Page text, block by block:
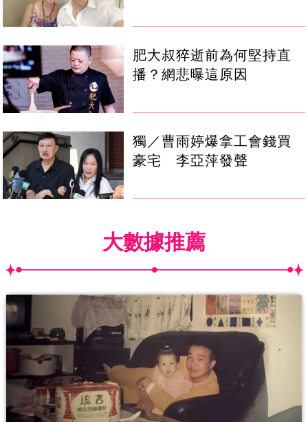
肥大叔猝逝前為何堅持直
播？網悲曝這原因
獨／曹雨婷爆拿工會錢買
豪宅 李亞萍發聲
大數據推薦